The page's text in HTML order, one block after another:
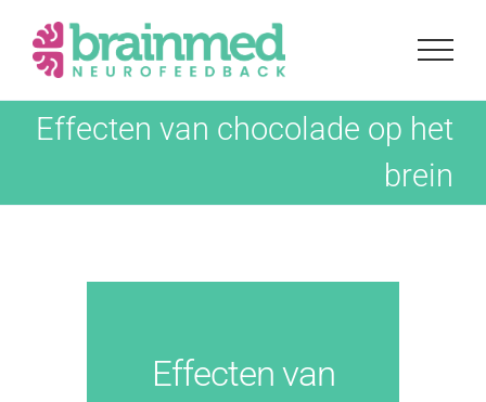
naar
inhoud
Effecten van chocolade op het
brein
Effecten van